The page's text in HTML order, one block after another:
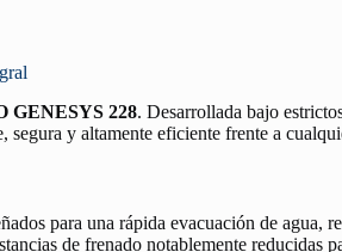
GENESYS 228. Desarrollada bajo
segura y altamente eficiente frente a
para una rápida evacuación de agua,
de frenado notablemente reducidas